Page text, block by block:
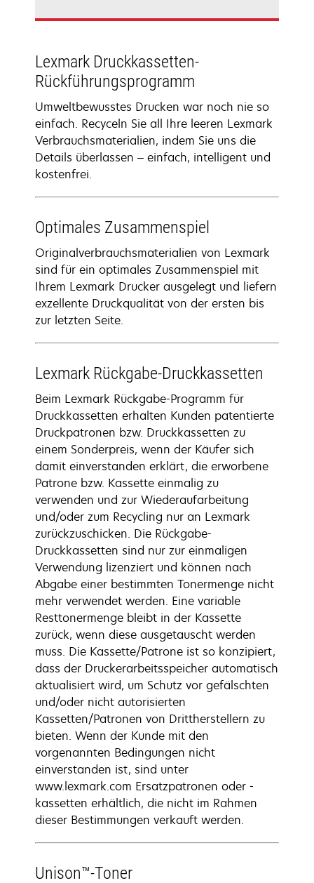
Lexmark Druckkassetten-
Rückführungsprogramm
Umweltbewusstes Drucken war noch nie so
einfach. Recyceln Sie all Ihre leeren Lexmark
Verbrauchsmaterialien, indem Sie uns die
Details überlassen – einfach, intelligent und
kostenfrei.
Optimales Zusammenspiel
Originalverbrauchsmaterialien von Lexmark
sind für ein optimales Zusammenspiel mit
Ihrem Lexmark Drucker ausgelegt und liefern
exzellente Druckqualität von der ersten bis
zur letzten Seite.
Lexmark Rückgabe-Druckkassetten
Beim Lexmark Rückgabe-Programm für
Druckkassetten erhalten Kunden patentierte
Druckpatronen bzw. Druckkassetten zu
einem Sonderpreis, wenn der Käufer sich
damit einverstanden erklärt, die erworbene
Patrone bzw. Kassette einmalig zu
verwenden und zur Wiederaufarbeitung
und/oder zum Recycling nur an Lexmark
zurückzuschicken. Die Rückgabe-
Druckkassetten sind nur zur einmaligen
Verwendung lizenziert und können nach
Abgabe einer bestimmten Tonermenge nicht
mehr verwendet werden. Eine variable
Resttonermenge bleibt in der Kassette
zurück, wenn diese ausgetauscht werden
muss. Die Kassette/Patrone ist so konzipiert,
dass der Druckerarbeitsspeicher automatisch
aktualisiert wird, um Schutz vor gefälschten
und/oder nicht autorisierten
Kassetten/Patronen von Drittherstellern zu
bieten. Wenn der Kunde mit den
vorgenannten Bedingungen nicht
einverstanden ist, sind unter
www.lexmark.com Ersatzpatronen oder -
kassetten erhältlich, die nicht im Rahmen
dieser Bestimmungen verkauft werden.
Unison™-Toner